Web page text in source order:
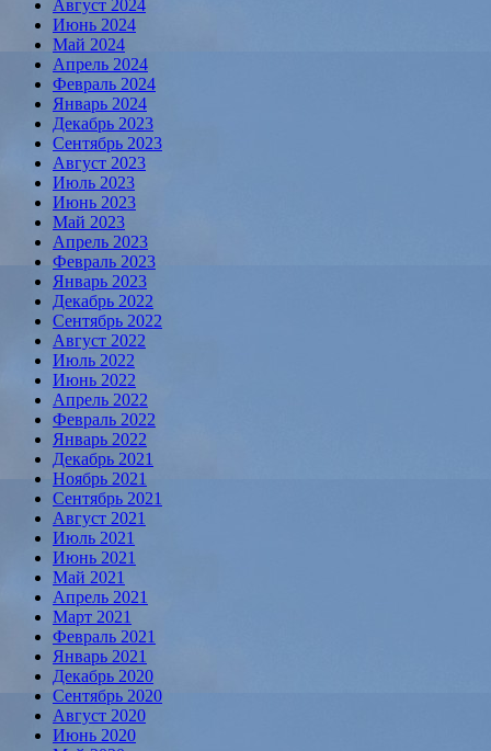
Август 2024
Июнь 2024
Май 2024
Апрель 2024
Февраль 2024
Январь 2024
Декабрь 2023
Сентябрь 2023
Август 2023
Июль 2023
Июнь 2023
Май 2023
Апрель 2023
Февраль 2023
Январь 2023
Декабрь 2022
Сентябрь 2022
Август 2022
Июль 2022
Июнь 2022
Апрель 2022
Февраль 2022
Январь 2022
Декабрь 2021
Ноябрь 2021
Сентябрь 2021
Август 2021
Июль 2021
Июнь 2021
Май 2021
Апрель 2021
Март 2021
Февраль 2021
Январь 2021
Декабрь 2020
Сентябрь 2020
Август 2020
Июнь 2020